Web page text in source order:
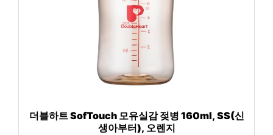
더블하트 SofTouch 모유실감 젖병 160ml, SS(신
생아부터), 오렌지